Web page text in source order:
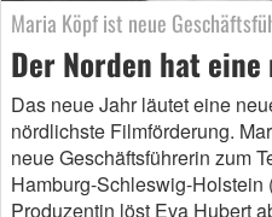
Maria Köpf ist neue
Der Norden hat
Das neue Jahr läutet eine
nördlichste Filmförderung.
neue Geschäftsführerin zum
Hamburg-Schleswig-
Produzentin löst Eva Hubert